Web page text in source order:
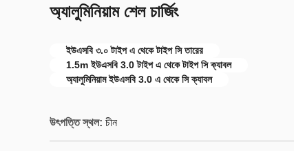
অ্যালুমিনিয়াম শেল চার্জিং
ইউএসবি ৩.০ টাইপ এ থেকে টাইপ সি তারের
1.5m ইউএসবি 3.0 টাইপ এ থেকে টাইপ সি ক্যাবল
অ্যালুমিনিয়াম ইউএসবি 3.0 এ থেকে সি ক্যাবল
উৎপত্তি স্থল: চীন